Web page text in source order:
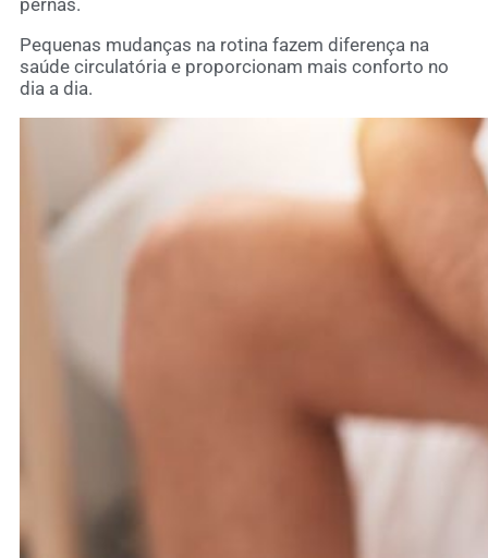
Pequenas mudanças na rotina fazem diferença na
saúde circulatória e proporcionam mais conforto no
dia a dia.